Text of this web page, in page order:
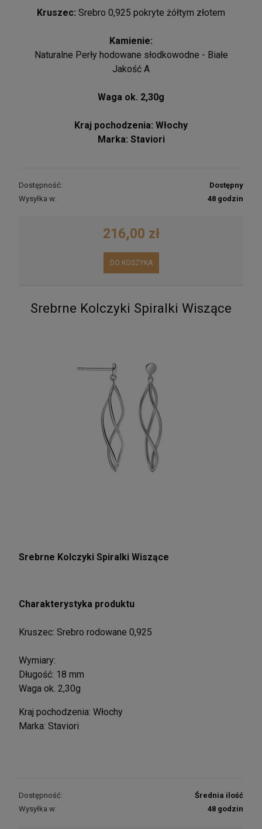
Kruszec: Srebro 0,925 pokryte żółtym złotem
Kamienie:
Naturalne Perły hodowane słodkowodne - Białe
Jakość A
Waga ok. 2,30g
Kraj pochodzenia: Włochy
Marka: Staviori
Dostępność:
Dostępny
Wysyłka w:
48 godzin
216,00 zł
DO KOSZYKA
Srebrne Kolczyki Spiralki Wiszące
Srebrne Kolczyki Spiralki Wiszące
Charakterystyka produktu
Kruszec: Srebro rodowane 0,925
Wymiary:
Długość: 18 mm
Waga ok. 2,30g
Kraj pochodzenia: Włochy
Marka: Staviori
Dostępność:
Średnia ilość
Wysyłka w:
48 godzin